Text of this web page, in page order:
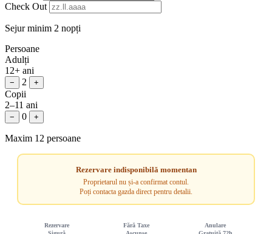
Check Out
Sejur minim 2 nopți
Persoane
Adulți
12+ ani
− 2 +
Copii
2–11 ani
− 0 +
Maxim 12 persoane
Rezervare indisponibilă momentan
Proprietarul nu și-a confirmat contul.
Poți contacta gazda direct pentru detalii.
Rezervare
Fără Taxe
Anulare